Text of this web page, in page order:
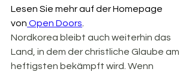
Lesen Sie mehr auf der Homepage
von Open Doors
Nordkorea bleibt auch weiterhin das
Land, in dem der christliche Glaube am
heftigsten bekämpft wird. Wenn